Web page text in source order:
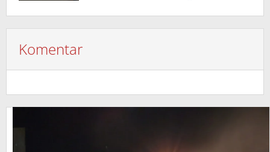
Komentar